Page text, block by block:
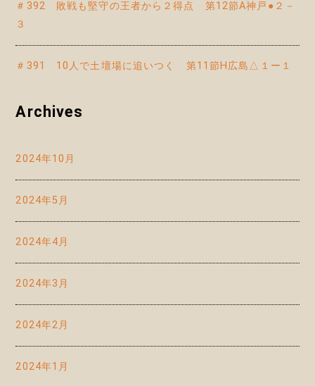
＃392 敗戦も堅守の王者から２得点 第12節A神戸●２－
３
＃391 10人で土壇場に追いつく 第11節H広島△１ー１
Archives
2024年10月
2024年5月
2024年4月
2024年3月
2024年2月
2024年1月